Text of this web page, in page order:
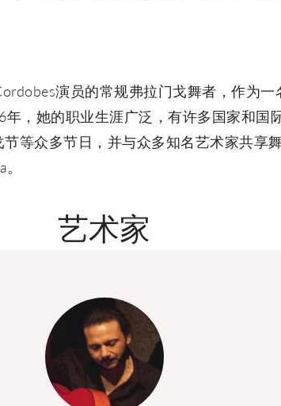
演员的常规弗拉门戈舞者，作为
，她的职业生涯广泛，有许多国家和国
等众多节日，并与众多知名艺术家共享
艺术家